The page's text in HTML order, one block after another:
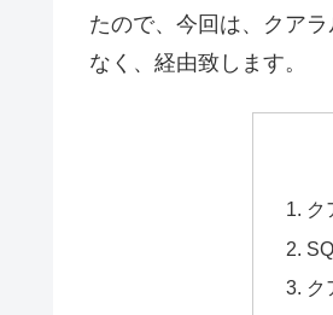
たので、今回は、クア
なく、経由致します。
ク
ク